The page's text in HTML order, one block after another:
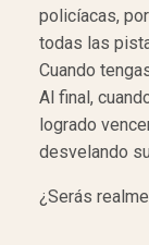
policíacas,
todas las
Cuando
Al final,
logrado
desvelando
¿Serás